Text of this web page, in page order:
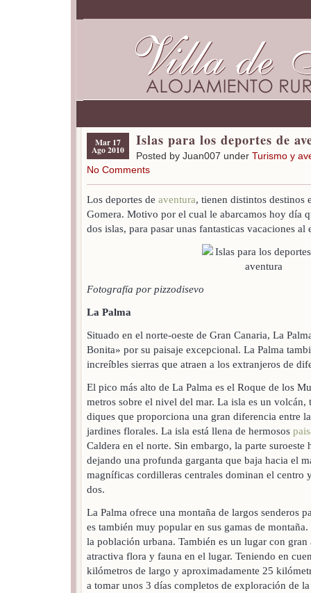
Mar 17
Ago 2010
Islas para los deportes de
Posted by Juan007 under Turismo y
No Comments
Los deportes de aventura, tienen distintos destinos
Gomera. Motivo por el cual le abarcamos hoy día
dos islas, para pasar unas fantasticas vacaciones
Fotografía por pizzodisevo
La Palma
Situado en el norte-oeste de Gran Canaria, La
Bonita» por su paisaje excepcional. La Palma
increíbles sierras que atraen a los extranjeros de
El pico más alto de La Palma es el Roque de los
metros sobre el nivel del mar. La isla es un volcán,
diques que proporciona una gran diferencia entre
jardines florales. La isla está llena de hermosos
Caldera en el norte. Sin embargo, la parte
dejando una profunda garganta que baja hacia el
magníficas cordilleras centrales dominan el centro
dos.
La Palma ofrece una montaña de largos senderos
es también muy popular en sus gamas de
la población urbana. También es un lugar con
atractiva flora y fauna en el lugar. Teniendo en
kilómetros de largo y aproximadamente 25
a tomar unos 3 días completos de exploración de